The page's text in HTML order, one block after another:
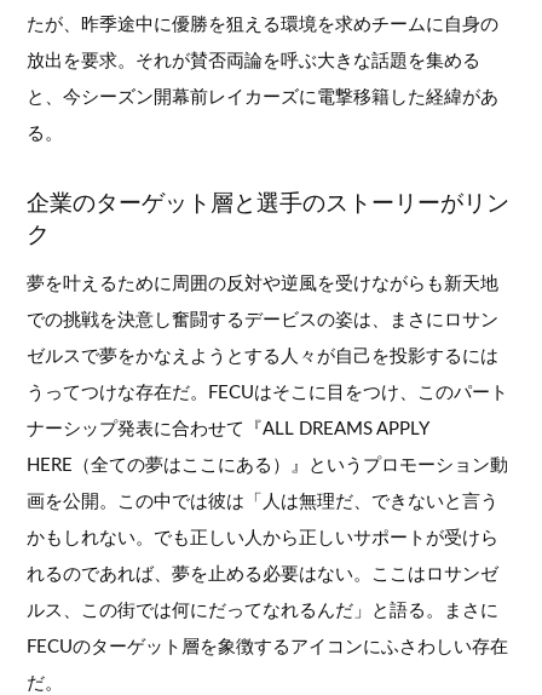
たが、昨季途中に優勝を狙える環境を求めチームに自身の
放出を要求。それが賛否両論を呼ぶ大きな話題を集める
と、今シーズン開幕前レイカーズに電撃移籍した経緯があ
る。
企業のターゲット層と選手のストーリーがリン
ク
夢を叶えるために周囲の反対や逆風を受けながらも新天地
での挑戦を決意し奮闘するデービスの姿は、まさにロサン
ゼルスで夢をかなえようとする人々が自己を投影するには
うってつけな存在だ。FECUはそこに目をつけ、このパート
ナーシップ発表に合わせて『ALL DREAMS APPLY
HERE（全ての夢はここにある）』というプロモーション動
画を公開。この中では彼は「人は無理だ、できないと言う
かもしれない。でも正しい人から正しいサポートが受けら
れるのであれば、夢を止める必要はない。ここはロサンゼ
ルス、この街では何にだってなれるんだ」と語る。まさに
FECUのターゲット層を象徴するアイコンにふさわしい存在
だ。